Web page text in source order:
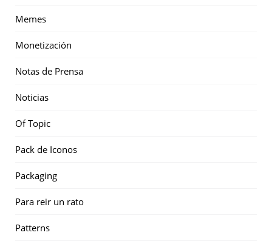
Memes
Monetización
Notas de Prensa
Noticias
Of Topic
Pack de Iconos
Packaging
Para reir un rato
Patterns